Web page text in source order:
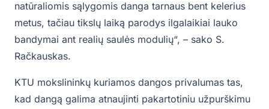
natūraliomis sąlygomis danga tarnaus bent kelerius
metus, tačiau tikslų laiką parodys ilgalaikiai lauko
bandymai ant realių saulės modulių“, – sako S.
Račkauskas.
KTU mokslininkų kuriamos dangos privalumas tas,
kad dangą galima atnaujinti pakartotiniu užpurškimu